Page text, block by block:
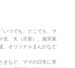
いつでも、どこでも、マ
友、夫（旦那）、義実家
、オリジナルまんがなど
きなど、ママの日常に寄